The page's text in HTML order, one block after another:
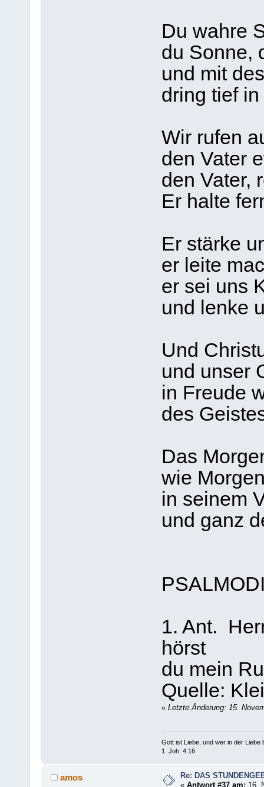
Du wahre
du Sonne,
und mit
dring tief
Wir rufen
den Vater
den Vater,
Er halte
Er stärke
er leite
er sei uns
und lenke
Und
und unser
in Freude
des
Das
wie
in seinem
und ganz
1. Ant.
hörst
du mein
Quelle:
« Letzte Änderung: 15.
Gott ist Liebe, und wer in der Liebe
1. Joh. 4.16
amos
Re: DAS
«Antwort #37 am: 16.